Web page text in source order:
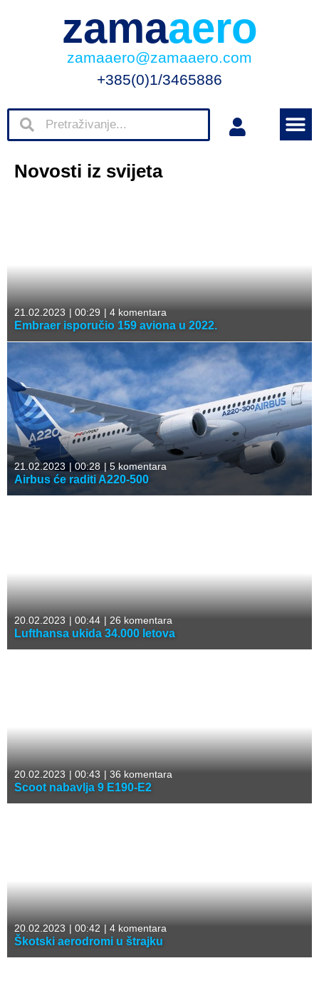
zamaaero
zamaaero@zamaaero.com
+385(0)1/3465886
Novosti iz svijeta
21.02.2023 | 00:29 | 4 komentara
Embraer isporučio 159 aviona u 2022.
21.02.2023 | 00:28 | 5 komentara
Airbus će raditi A220-500
20.02.2023 | 00:44 | 26 komentara
Lufthansa ukida 34.000 letova
20.02.2023 | 00:43 | 36 komentara
Scoot nabavlja 9 E190-E2
20.02.2023 | 00:42 | 4 komentara
Škotski aerodromi u štrajku